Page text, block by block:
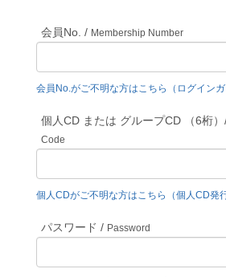
会員No. / Membership Number
会員No.がご不明な方はこちら（ログイン
個人CD または グループCD （6桁
Code
個人CDがご不明な方はこちら（個人CD発行
パスワード / Password